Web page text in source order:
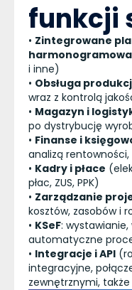
funkcji
• Zintegrowane
i inne)
• Obsługa
wraz z kontrolą
• Magazyn i
po dystrybucję
• Finanse i
analizą rentowności,
• Kadry i płace
płac, ZUS, PPK)
• Zarządzanie
kosztów, zasobów i
• KSeF: wystawianie,
automatyczne
• Integracje i API
integracyjne,
zewnętrznymi,